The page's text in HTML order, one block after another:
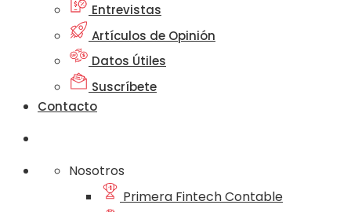
Entrevistas
Artículos de Opinión
Datos Útiles
Suscríbete
Contacto
Nosotros
Primera Fintech Contable